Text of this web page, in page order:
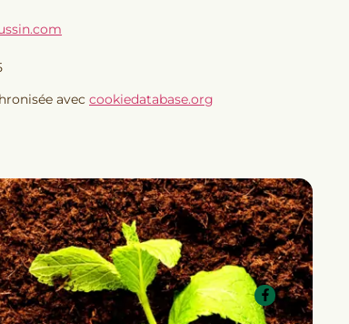
aveccookiedatabase.org